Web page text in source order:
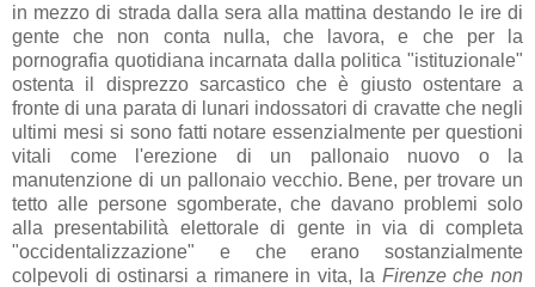
in mezzo di strada dalla sera alla mattina destando le ire di
gente che non conta nulla, che lavora, e che per la
pornografia quotidiana incarnata dalla politica "istituzionale"
ostenta il disprezzo sarcastico che è giusto ostentare a
fronte di una parata di lunari indossatori di cravatte che negli
ultimi mesi si sono fatti notare essenzialmente per questioni
vitali come l'erezione di un pallonaio nuovo o la
manutenzione di un pallonaio vecchio. Bene, per trovare un
tetto alle persone sgomberate, che davano problemi solo
alla presentabilità elettorale di gente in via di completa
"occidentalizzazione" e che erano sostanzialmente
colpevoli di ostinarsi a rimanere in vita, la Firenze che non